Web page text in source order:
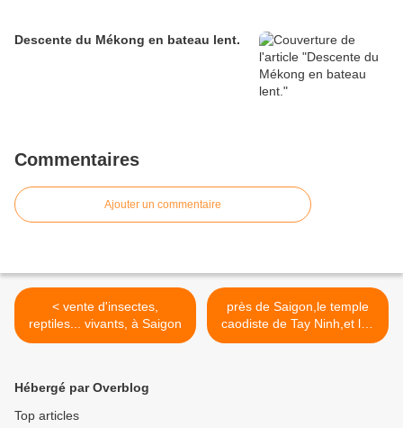
Descente du Mékong en bateau lent.
Commentaires
Ajouter un commentaire
< vente d'insectes,
reptiles... vivants, à Saigon
près de Saigon,le temple
caodiste de Tay Ninh,et les
tunnels de Cu Chi >
Hébergé par Overblog
Top articles